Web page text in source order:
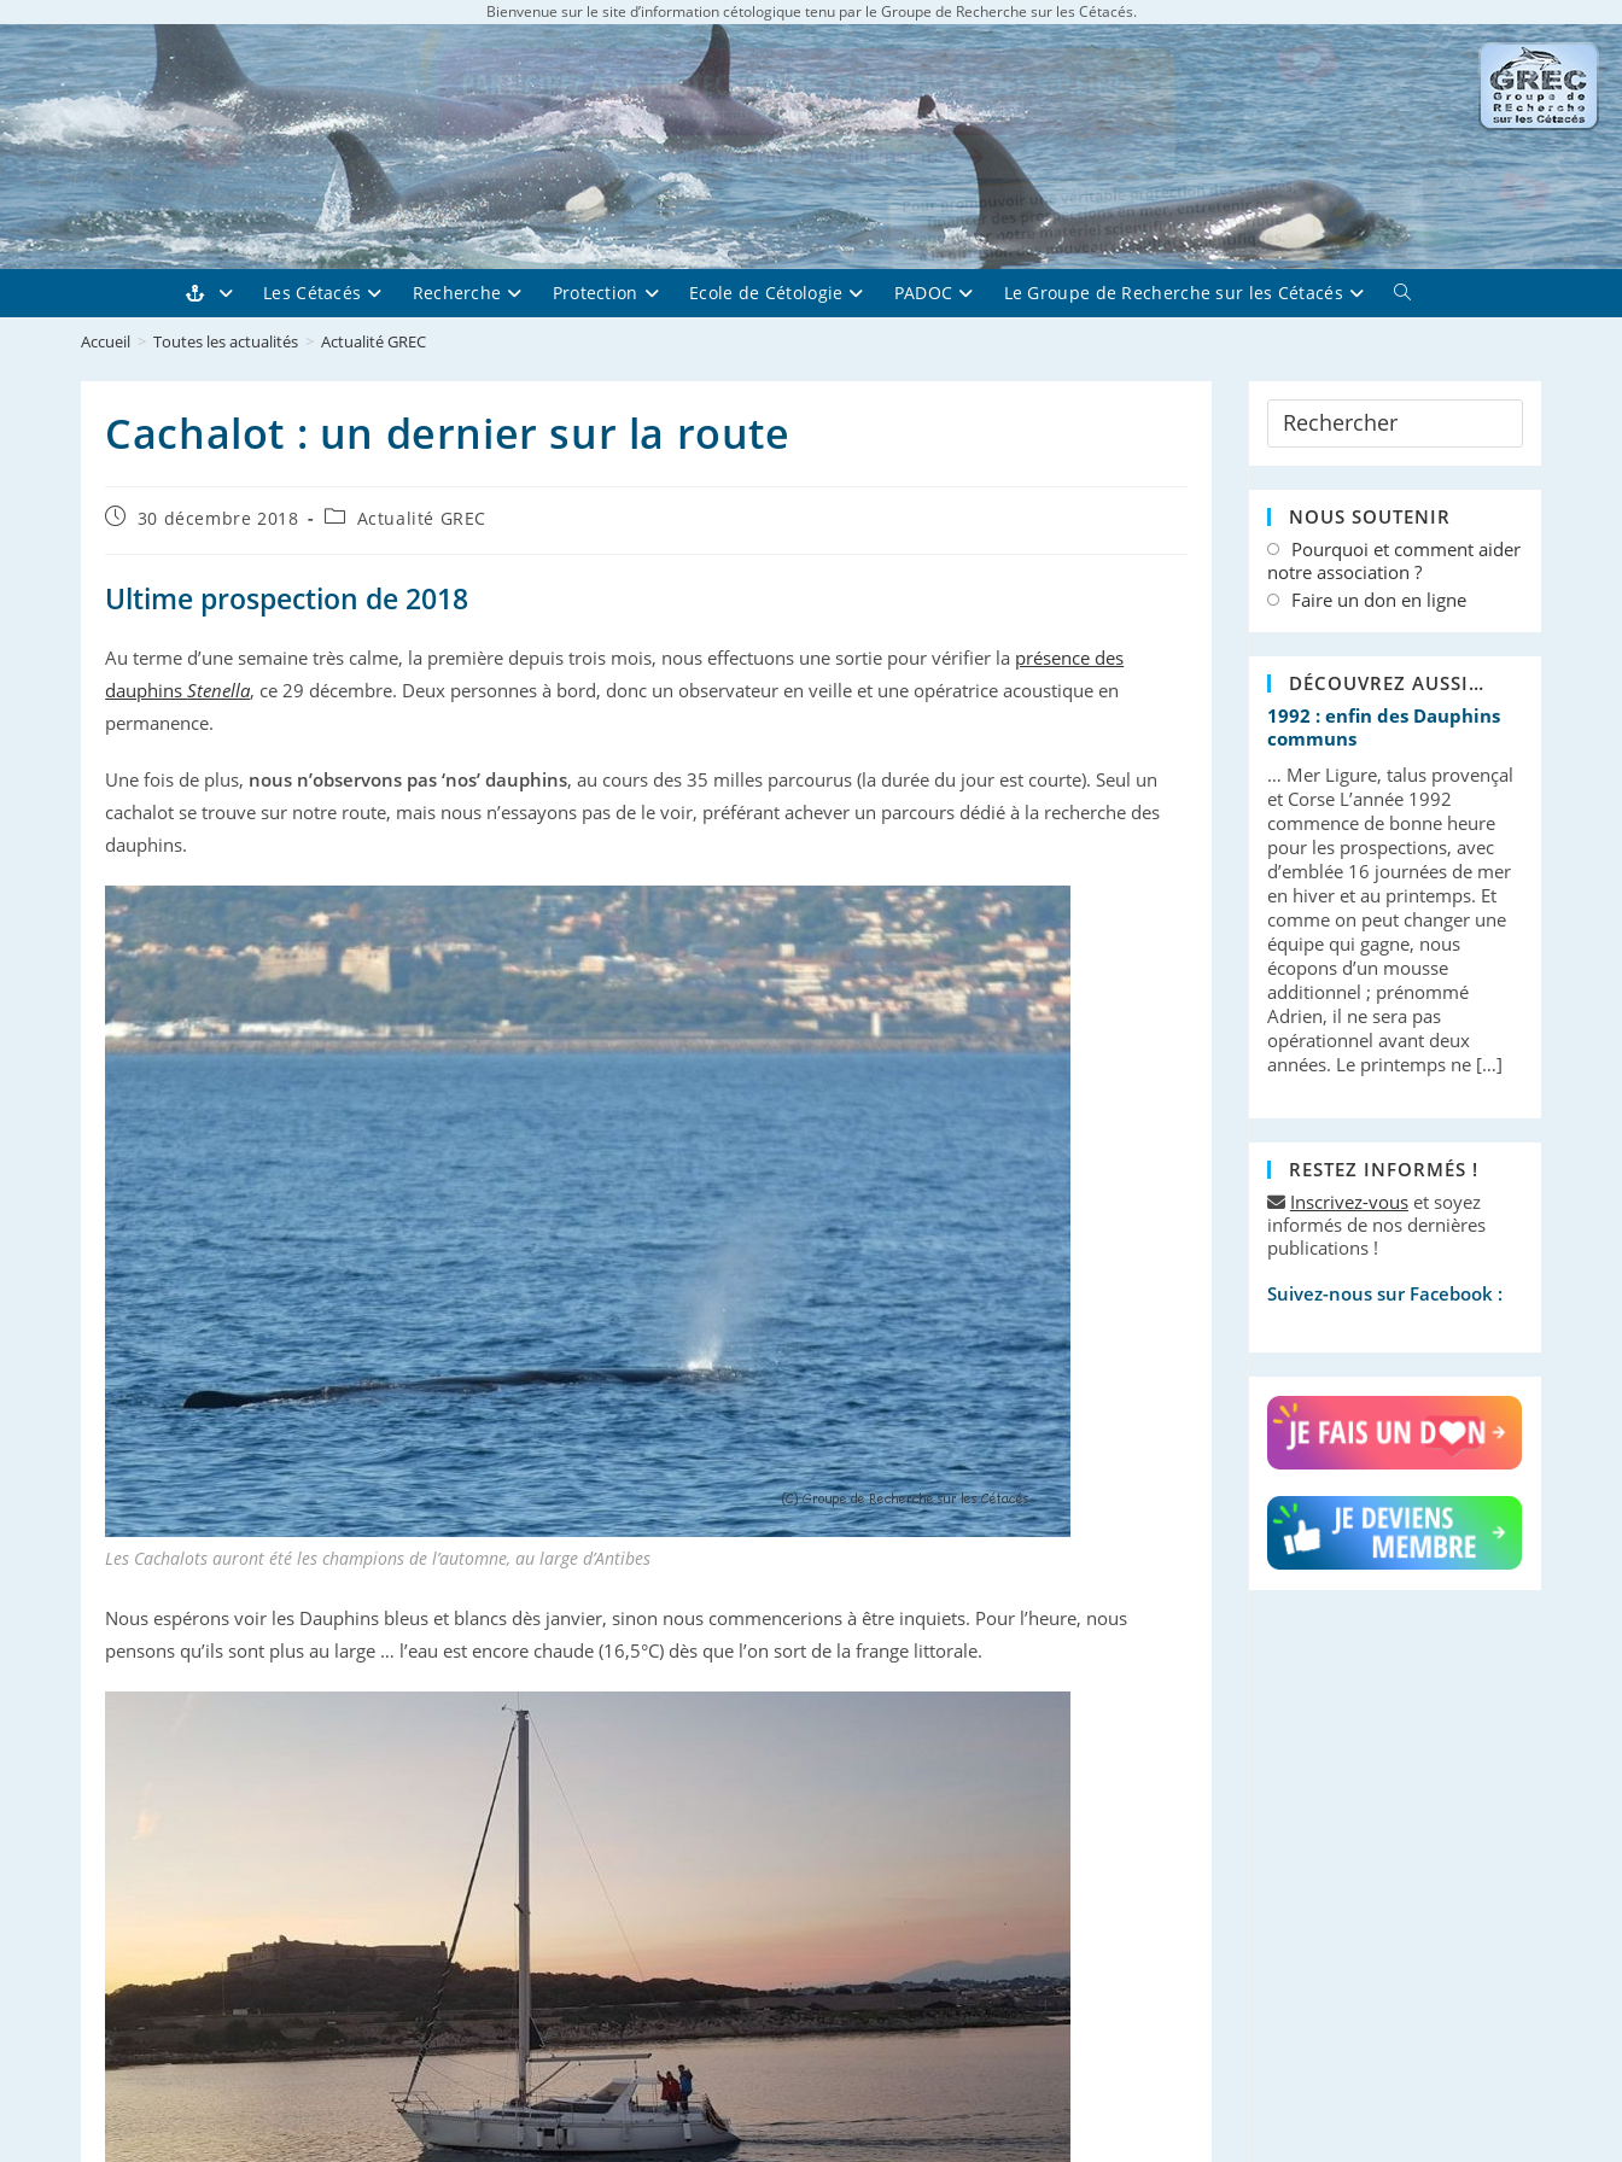
to
content
Bienvenue sur le site d’information cétologique tenu par le Groupe de Recherche sur les Cétacés.
Les Cétacés Recherche Protection Ecole de Cétologie PADOC Le Groupe de Recherche sur les Cétacés Toggle
search
Accueil > Toutes les actualités > Actualité GREC
Cachalot : un dernier sur la route
Publication
30 décembre 2018
PostActualité GREC
Ultime prospection de 2018
Au terme d’une semaine très calme, la première depuis trois mois, nous effectuons une sortie pour vérifier la présence des
dauphinsStenella, ce 29 décembre. Deux personnes à bord, donc un observateur en veille et une opératrice acoustique en
permanence.
Une fois de plus, nous n’observons pas ‘nos’ dauphins, au cours des 35 milles parcourus (la durée du jour est courte). Seul un
cachalot se trouve sur notre route, mais nous n’essayons pas de le voir, préférant achever un parcours dédié à la recherche des
dauphins.
Les Cachalots auront été les champions de l’automne, au large d’Antibes
Nous espérons voir les Dauphins bleus et blancs dès janvier, sinon nous commencerions à être inquiets. Pour l’heure, nous
pensons qu’ils sont plus au large … l’eau est encore chaude (16,5°C) dès que l’on sort de la frange littorale.
NOUS SOUTENIR
Pourquoi et comment aider
notre association ?
Faire un don en ligne
DÉCOUVREZ AUSSI…
1992 : enfin des Dauphins
communs
… Mer Ligure, talus provençal
et Corse L’année 1992
commence de bonne heure
pour les prospections, avec
d’emblée 16 journées de mer
en hiver et au printemps. Et
comme on peut changer une
équipe qui gagne, nous
écopons d’un mousse
additionnel ; prénommé
Adrien, il ne sera pas
opérationnel avant deux
années. Le printemps ne […]
RESTEZ INFORMÉS !
Inscrivez-vouset soyez
informés de nos dernières
publications !
Suivez-nous sur Facebook :